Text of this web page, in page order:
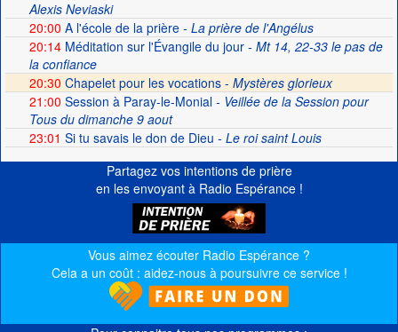
Alexis Neviaski
20:00 A l'école de la prière- La prière de l'Angélus
20:14Méditation sur l'Évangile du jour- Mt 14, 22-33 le pas de
la confiance
20:30 Chapelet pour les vocations - Mystères glorieux
21:00 Session à Paray-le-Monial- Veillée de la Session pour
Tous du dimanche 9 aout
23:01 Si tu savais le don de Dieu - Le roi saint Louis
Partagez vos intentions de prière
en les envoyant à Radio Espérance !
Vous aimez écouter Radio Espérance ?
Cela a un coût : aidez-nous à poursuivre ce service !